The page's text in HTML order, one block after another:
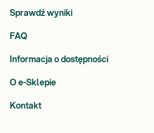
Sprawdź wyniki
FAQ
Informacja o dostępności
O e-Sklepie
Kontakt